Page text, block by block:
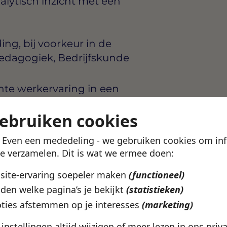
cookies
Even een mededeling - we gebruiken cookies om
verzamelen. Dit is wat we ermee doen:
ervaring soepeler maken (functioneel)
welke pagina’s je bekijkt (statistieken)
afstemmen op je interesses (marketing)
bij voorkeur in de
Bedrijfskunde
werkervaring in een
leer-en-ontwikkelafdeling
het werken in of
vaardig met digitale
te creëren op
schakelt gemakkelijk
uitvoeren
van leerplannen en
grotere organisatiedoel